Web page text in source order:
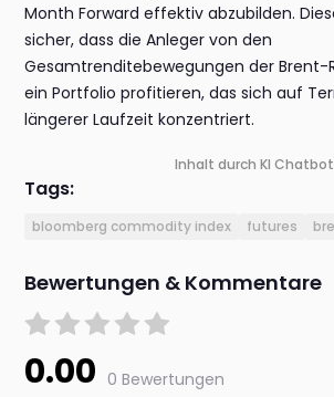
Month Forward effektiv abzubilden.
sicher, dass die Anleger von den
Gesamtrenditebewegungen der Brent-
ein Portfolio profitieren, das sich auf
längerer Laufzeit konzentriert.
Inhalt durch KI
Tags:
bloomberg commodity index futures
Bewertungen & Kommentare
0.00 0 Bewertungen